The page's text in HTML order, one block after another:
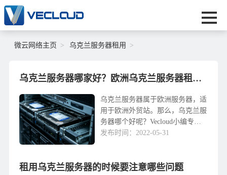
微云网络主页 乌克兰服务器租用
乌克兰服务器哪家好？欧洲乌克兰服务器租用推荐
乌克兰服务器属于欧洲服务器，适
用于欧洲外贸站。那么，乌克兰服
务器哪个好呢？Vecloud小编专门
为大家筛选几家热门的乌克兰服务
服务器：Hyp...
发布时间：2022-05-31
租用乌克兰服务器的时候要注意哪些问题